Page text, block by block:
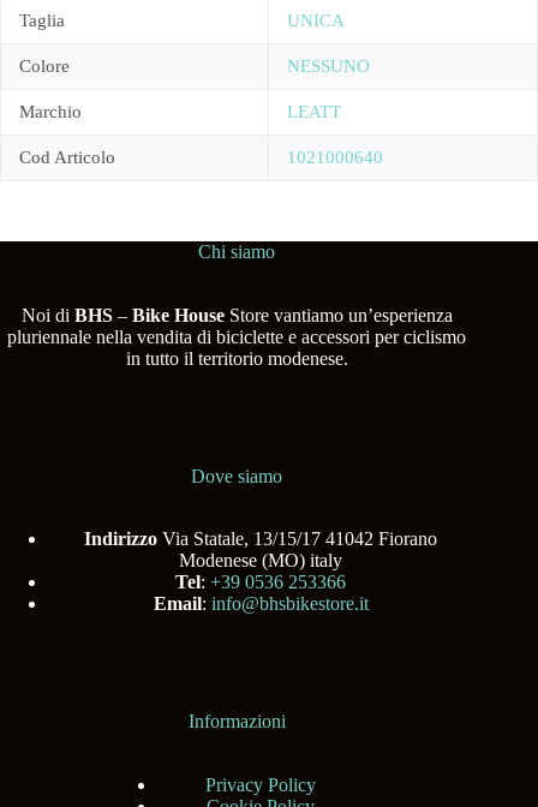
Taglia UNICA
Colore NESSUNO
Marchio LEATT
Cod Articolo 1021000640
Chi siamo
Noi di BHS– Bike HouseStore vantiamo un’esperienza
pluriennale nella vendita di biciclette e accessori per ciclismo
in tutto il territorio modenese.
Dove siamo
Indirizzo Via Statale, 13/15/17 41042 Fiorano
Modenese (MO) italy
Tel:+39 0536 253366
Email: info@bhsbikestore.it
Informazioni
Privacy Policy